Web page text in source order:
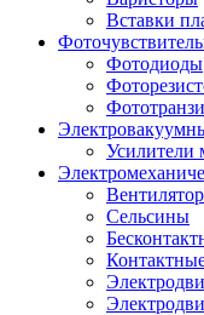
Вставки
Фотодиоды
Усилители
Сельсины